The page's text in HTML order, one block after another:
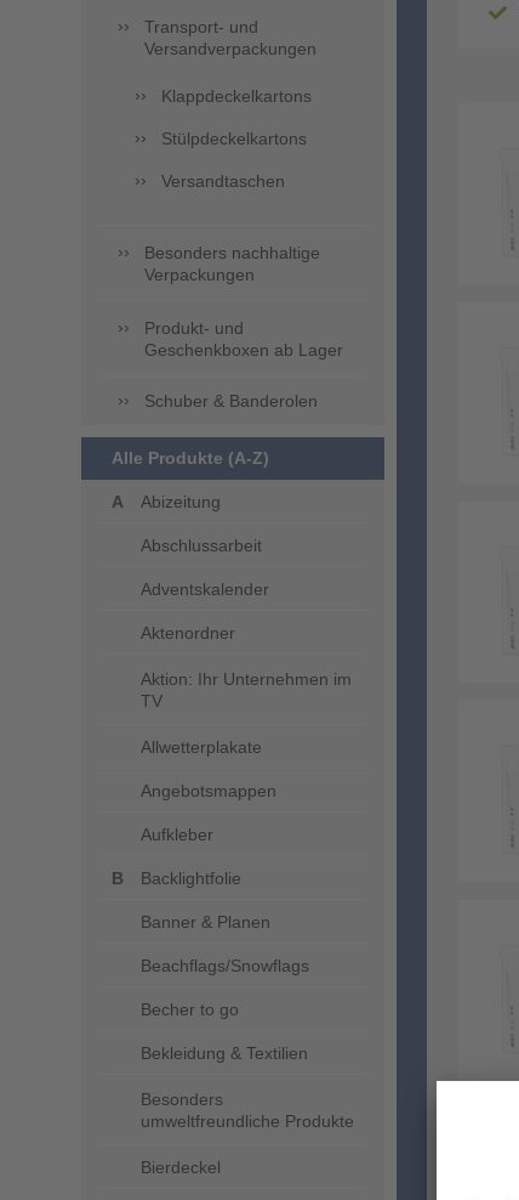
Transport- und
Versandverpackungen
Klappdeckelkartons
Stülpdeckelkartons
Versandtaschen
Besonders nachhaltige
Verpackungen
Produkt- und
Geschenkboxen ab Lager
Schuber & Banderolen
Alle Produkte (A-Z)
Abizeitung
Abschlussarbeit
Adventskalender
Aktenordner
Aktion: Ihr Unternehmen im
TV
Allwetterplakate
Angebotsmappen
Aufkleber
Backlightfolie
Banner & Planen
Beachflags/Snowflags
Becher to go
Bekleidung & Textilien
Besonders
umweltfreundliche Produkte
Bierdeckel